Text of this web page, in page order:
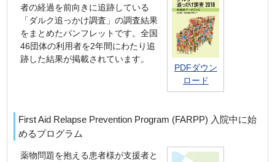
者の経過を前向きに追跡している
「ダルク追っかけ調査」の調査結果
をまとめたパンフレットです。全国
46団体の利用者を2年間にわたり追
跡した結果が掲載されています。
PDFダウン
ロード
First Aid Relapse Prevention Program (FARPP) 入院中に始
めるプログラム
薬物問題を抱える患者様が支援者と